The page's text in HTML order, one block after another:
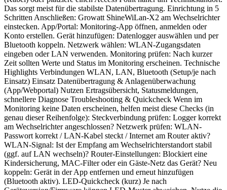
Das sorgt meist für die stabilste Datenübertragung. Einrichtung in 5
Schritten Anschließen: Growatt ShineWiLan-X2 am Wechselrichter
einstecken. App/Portal: Monitoring-App öffnen, anmelden oder
Konto erstellen. Gerät hinzufügen: Datenlogger auswählen und per
Bluetooth koppeln. Netzwerk wählen: WLAN-Zugangsdaten
eingeben oder LAN verwenden. Monitoring prüfen: Nach kurzer
Zeit sollten Werte und Status im Monitoring erscheinen. Technische
Highlights Verbindungen WLAN, LAN, Bluetooth (Setup/je nach
Einsatz) Einsatz Datenübertragung & Anlagenüberwachung
(App/Webportal) Nutzen Ertragsübersicht, Statusmeldungen,
schnellere Diagnose Troubleshooting & Quickcheck Wenn im
Monitoring keine Daten erscheinen, helfen meist diese Checks (in
genau dieser Reihenfolge): Steckverbindung prüfen: Logger korrekt
am Wechselrichter angeschlossen? Netzwerk prüfen: WLAN-
Passwort korrekt / LAN-Kabel steckt / Internet am Router aktiv?
WLAN-Signal: Ist der Empfang am Wechselrichterstandort stabil
(ggf. auf LAN wechseln)? Router-Einstellungen: Blockiert eine
Kindersicherung, MAC-Filter oder ein Gäste-Netz das Gerät? Neu
koppeln: Gerät in der App entfernen und erneut hinzufügen
(Bluetooth aktiv). LED-Quickcheck (kurz) Je nach